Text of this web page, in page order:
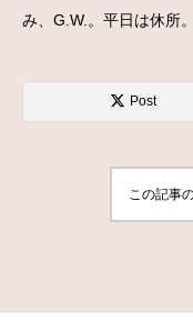
み、G.W.。平日は休所。
Post
この記事